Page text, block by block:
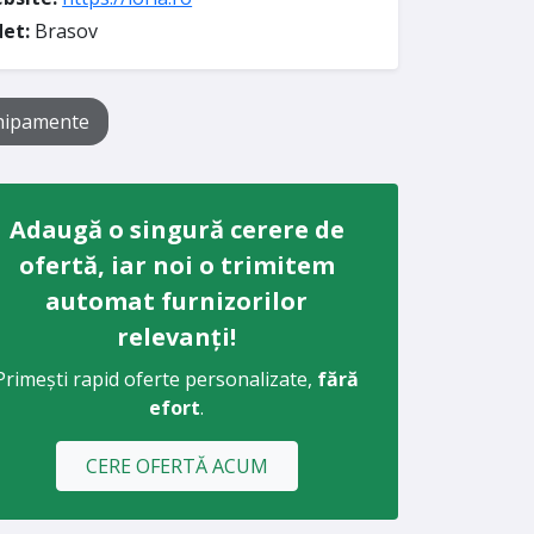
Brasov
Adaugă o singură cerere de
ofertă, iar noi o trimitem
automat furnizorilor
relevanți!
rapid oferte personalizate, fără
efort.
CERE OFERTĂ ACUM